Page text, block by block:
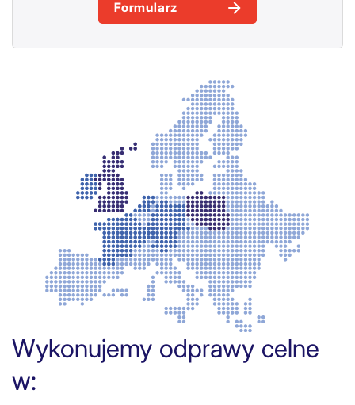
Formularz
Wykonujemy odprawy celne
w: